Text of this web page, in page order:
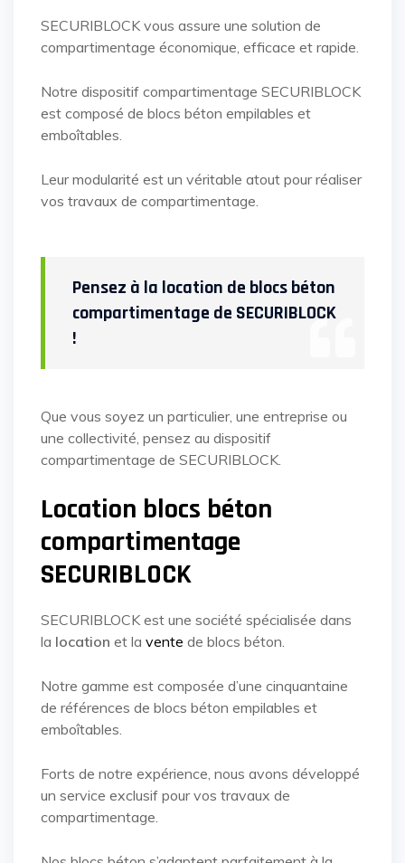
SECURIBLOCK vous assure une solution de
compartimentage économique, efficace et rapide.
Notre dispositif compartimentage SECURIBLOCK
est composé de blocs béton empilables et
emboîtables.
Leur modularité est un véritable atout pour réaliser
vos travaux de compartimentage.
Pensez à la location de blocs béton
compartimentage de SECURIBLOCK
!
Que vous soyez un particulier, une entreprise ou
une collectivité, pensez au dispositif
compartimentage de SECURIBLOCK.
Location blocs béton
compartimentage
SECURIBLOCK
SECURIBLOCK est une société spécialisée dans
la location et la vente de blocs béton.
Notre gamme est composée d’une cinquantaine
de références de blocs béton empilables et
emboîtables.
Forts de notre expérience, nous avons développé
un service exclusif pour vos travaux de
compartimentage.